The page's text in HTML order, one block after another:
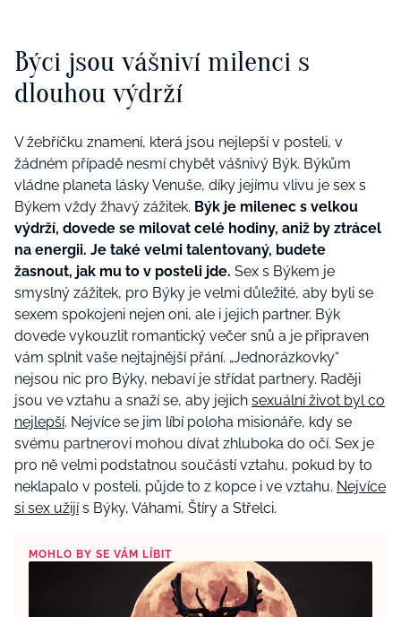
Býci jsou vášniví milenci s
dlouhou výdrží
V žebříčku znamení, která jsou nejlepší v posteli, v
žádném případě nesmí chybět vášnivý Býk. Býkům
vládne planeta lásky Venuše, díky jejímu vlivu je sex s
Býkem vždy žhavý zážitek. Býk je milenec s velkou
výdrží, dovede se milovat celé hodiny, aniž by ztrácel
na energii. Je také velmi talentovaný, budete
žasnout, jak mu to v posteli jde. Sex s Býkem je
smyslný zážitek, pro Býky je velmi důležité, aby byli se
sexem spokojeni nejen oni, ale i jejich partner. Býk
dovede vykouzlit romantický večer snů a je připraven
vám splnit vaše nejtajnější přání. „Jednorázkovky“
nejsou nic pro Býky, nebaví je střídat partnery. Raději
jsou ve vztahu a snaží se, aby jejich sexuální život byl co
nejlepší. Nejvíce se jim líbí poloha misionáře, kdy se
svému partnerovi mohou dívat zhluboka do očí. Sex je
pro ně velmi podstatnou součástí vztahu, pokud by to
neklapalo v posteli, půjde to z kopce i ve vztahu. Nejvíce
si sex užijís Býky, Váhami, Štíry a Střelci.
MOHLO BY SE VÁM LÍBIT